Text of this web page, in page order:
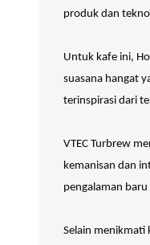
produk dan
Untuk kafe ini,
suasana hangat
terinspirasi dari
VTEC Turbrew
kemanisan dan
pengalaman
Selain menikmati